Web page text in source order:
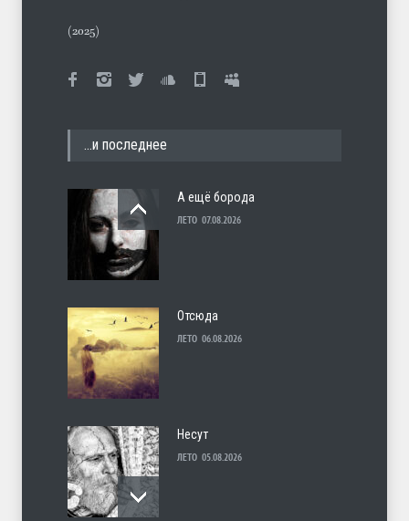
(2025)
…и последнее
А ещё борода
ЛЕТО 07.08.2026
Отсюда
ЛЕТО 06.08.2026
Несут
ЛЕТО 05.08.2026